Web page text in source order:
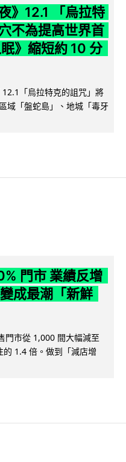
》12.1 「烏拉特
不為提高世界首
》縮短約 10 分
12.1「烏拉特克的詛咒」將
域「盤蛇島」、地城「毒牙
門市 業績反增
成最潮「新鮮
門市從 1,000 間大幅減至
1.4 倍。做到「減店增